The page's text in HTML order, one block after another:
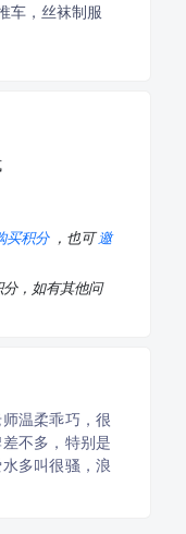
车，丝袜制服
买积分 ，也可邀
，如有其他问
温柔乖巧，很
不多，特别是
多叫很骚，浪